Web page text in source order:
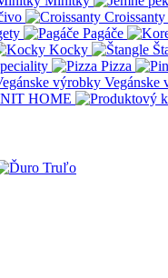
Croissanty
Pagáče
Kocky
Pizza
Vegánske
HOME